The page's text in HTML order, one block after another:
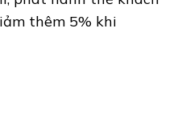
thêm 5% khi